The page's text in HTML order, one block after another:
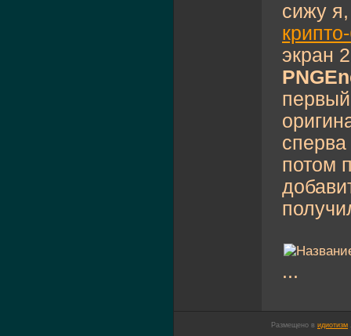
сижу
экран
потом
...
Размещено в идиотизм